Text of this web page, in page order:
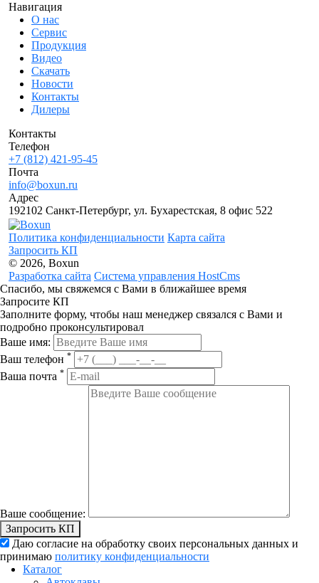
Политика конфиденциальности Карта сайта
Запросить КП
© 2026, Boxun
Разработка сайта Система управления HostCms
Навигация
О нас
Сервис
Продукция
Видео
Скачать
Новости
Контакты
Дилеры
Контакты
Телефон
+7 (812) 421-95-45
Почта
info@boxun.ru
Адрес
192102 Санкт-Петербург, ул. Бухарестская, 8 офис 522
Спасибо, мы свяжемся с Вами в ближайшее время
Запросите КП
Заполните форму, чтобы наш менеджер связался с Вами и
подробно проконсультировал
Ваше имя:
Ваш телефон *
Ваша почта *
Ваше сообщение:
Запросить КП
Даю согласие на обработку своих персональных данных и
принимаю политику конфиденциальности
Каталог